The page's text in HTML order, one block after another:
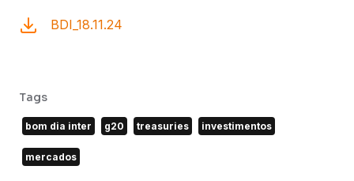
BDI_18.11.24
Tags
bom dia inter g20 treasuries investimentos
mercados